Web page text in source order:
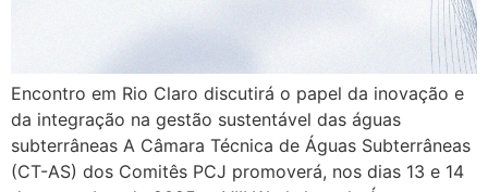
Encontro em Rio Claro discutirá o papel da inovação e
da integração na gestão sustentável das águas
subterrâneas A Câmara Técnica de Águas Subterrâneas
(CT-AS) dos Comitês PCJ promoverá, nos dias 13 e 14